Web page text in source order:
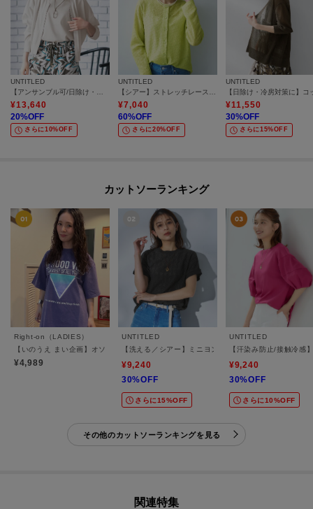
UNTITLED
【アンサンブル可/日除け・冷房対策】シアーレーヨンZIPカーディガン
¥13,640
20%OFF
さらに10%OFF
UNTITLED
【シアー】ストレッチレースカーディガン
¥7,040
60%OFF
さらに20%OFF
UNTITLED
¥11,550
30%OFF
さらに15%OFF
カットソーランキング
Right-on（LADIES）
【いのうえ まい企画】オソロ オトナTシャツ
¥4,989
UNTITLED
【洗える／シアー】ミニヨンレースプルオーバー
¥9,240
30%OFF
さらに15%OFF
UNTITLED
【汗染み防止/接触冷感
¥9,240
30%OFF
さらに10%OFF
その他のカットソーランキングを見る
関連特集